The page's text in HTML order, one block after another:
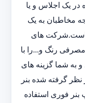
در یک اجلاس و یا
مخاطبان به یک
است.شرکت های
رنگ و...را با
به شما گزینه های
نظر گرفته شده بنر
بنر فوری استفاده